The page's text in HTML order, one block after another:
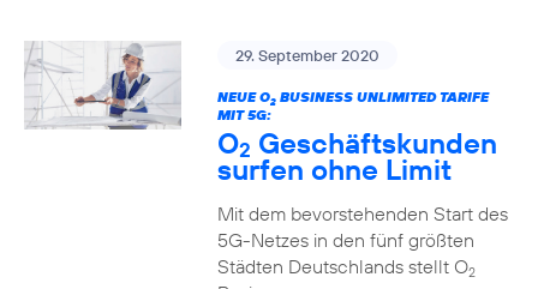
29. September 2020
NEUE O2BUSINESS UNLIMITED TARIFE
MIT 5G:
O2 Geschäftskunden
surfen ohne Limit
Mit dem bevorstehenden Start des
5G-Netzes in den fünf größten
Städten Deutschlands stellt O2